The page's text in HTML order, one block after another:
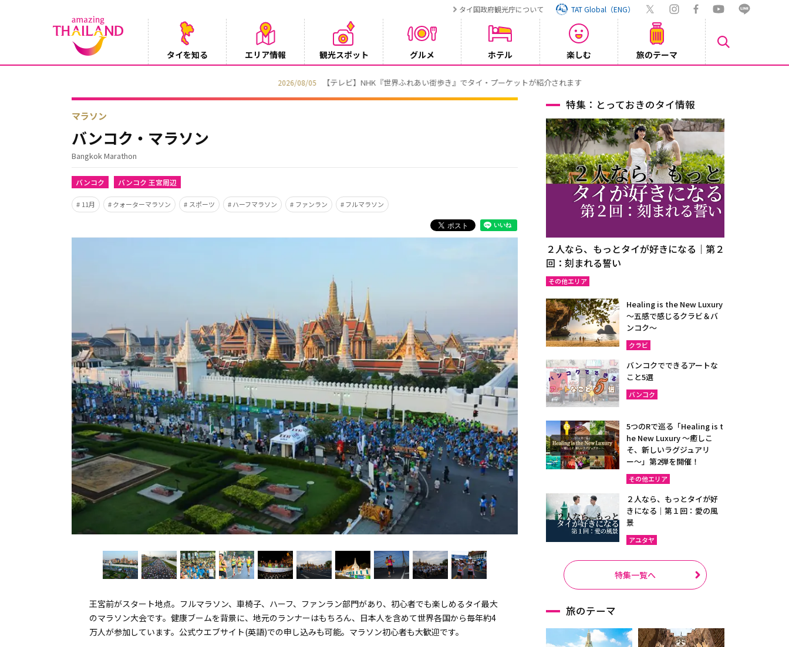
タイ国政府観光庁について TAT Global（ENG）
タイを知る エリア情報 観光スポット グルメ ホテル 楽しむ 旅のテーマ
【テレビ】NHK『世界ふれあい街歩き』でタイ・プーケットが紹介されます
マラソン
バンコク・マラソン
Bangkok Marathon
バンコク バンコク 王宮周辺
11月 クォーターマラソン スポーツ ハーフマラソン ファンラン フルマラソン
王宮前がスタート地点。フルマラソン、車椅子、ハーフ、ファンラン部門があり、初心者でも楽しめるタイ最大
のマラソン大会です。健康ブームを背景に、地元のランナーはもちろん、日本人を含めて世界各国から毎年約4
万人が参加しています。公式ウエブサイト(英語)での申し込みも可能。マラソン初心者も大歓迎です。
特集：とっておきのタイ情報
２人なら、もっとタイが好きになる｜第２
回：刻まれる誓い
その他エリア
Healing is the New Luxury
～五感で感じるクラビ＆バ
ンコク～
クラビ
バンコクでできるアートな
こと5選
バンコク
5つのRで巡る「Healing is t
he New Luxury ～癒しこ
そ、新しいラグジュアリ
ー〜」第2弾を開催！
その他エリア
２人なら、もっとタイが好
きになる｜第１回：愛の風
景
アユタヤ
特集一覧へ
旅のテーマ